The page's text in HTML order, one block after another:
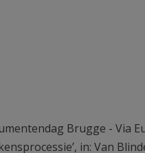
Brugge - Via
in: Van